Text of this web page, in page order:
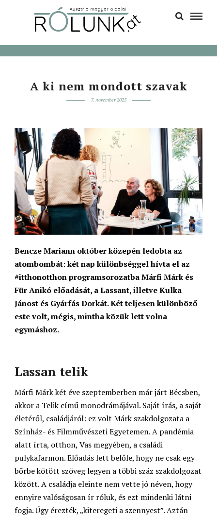
A ki nem mondott szavak
7. november 2025
Bencze Mariann október közepén ledobta az
atombombát: két nap különbséggel hívta el az
#itthonotthon programsorozatba Márfi Márk és
Für Anikó előadását, a Lassant, illetve Kulka
Jánost és Gyárfás Dorkát. Két teljesen különböző
este volt, mégis, mintha közük lett volna
egymáshoz.
Lassan telik
Márfi Márk két éve szeptemberben már járt Bécsben,
akkor a Telik című monodrámájával. Saját írás, a saját
életéről, családjáról: ez volt Márk szakdolgozata a
Színház- és Filmművészeti Egyetemen. A pandémia
alatt írta, otthon, Vas megyében, a családi
pulykafarmon. Előadás lett belőle, hogy ne csak egy
bőrbe kötött szöveg legyen a többi száz szakdolgozat
között. A családja eleinte nem vette jó néven, hogy
ennyire valóságosan ír róluk, és ezt mindenki látni
fogja. Úgy érezték, „kiteregeti a szennyest”. Aztán